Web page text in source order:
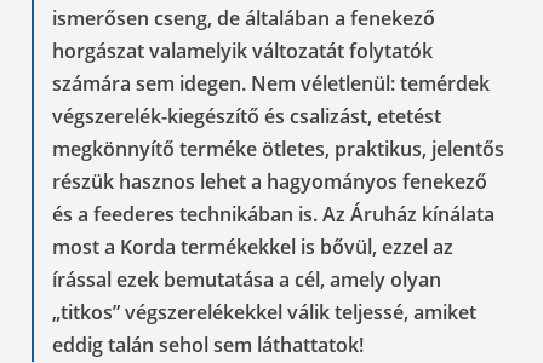
ismerősen cseng, de általában a fenekező
horgászat valamelyik változatát folytatók
számára sem idegen. Nem véletlenül: temérdek
végszerelék-kiegészítő és csalizást, etetést
megkönnyítő terméke ötletes, praktikus, jelentős
részük hasznos lehet a hagyományos fenekező
és a feederes technikában is. Az Áruház kínálata
most a Korda termékekkel is bővül, ezzel az
írással ezek bemutatása a cél, amely olyan
„titkos” végszerelékekkel válik teljessé, amiket
eddig talán sehol sem láthattatok!